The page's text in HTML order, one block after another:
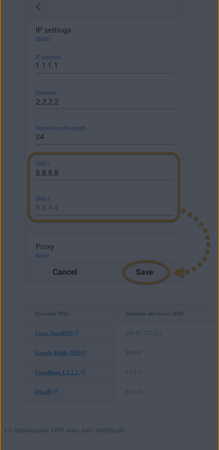
Le impostazioni DNS sono state modificate.